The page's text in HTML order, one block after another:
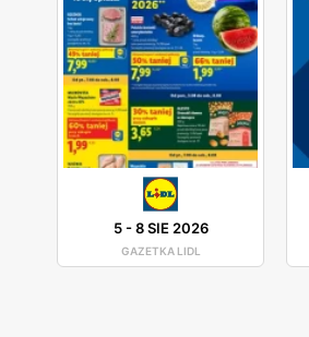
5-8 SIE 2026
GAZETKA LIDL